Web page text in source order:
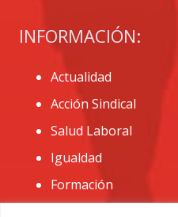
INFORMACIÓN:
Actualidad
Acción Sindical
Salud Laboral
Igualdad
Formación